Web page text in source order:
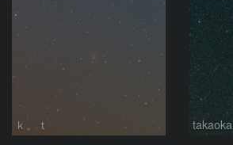
ｋ。ｔ takaoka